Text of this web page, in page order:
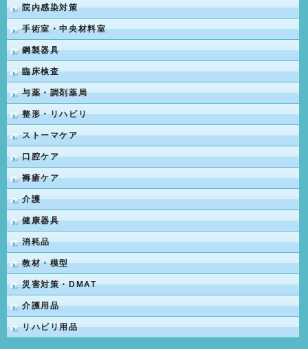
院内感染対策
手術室・中央材料室
鋼製器具
臨床検査
与薬・調剤薬局
整形・リハビリ
ストーマケア
口腔ケア
褥瘡ケア
介護
健康器具
消耗品
教材・模型
災害対策・DMAT
介護用品
リハビリ用品